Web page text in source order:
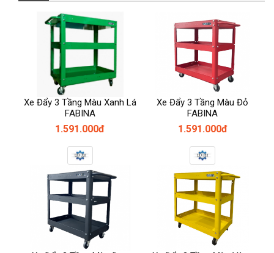
Xe Đẩy 3 Tầng Màu Xanh Lá
FABINA
1.591.000đ
Xe Đẩy 3 Tầng Màu Đỏ
FABINA
1.591.000đ